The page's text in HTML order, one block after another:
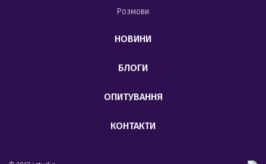
Розмови
НОВИНИ
БЛОГИ
ОПИТУВАННЯ
КОНТАКТИ